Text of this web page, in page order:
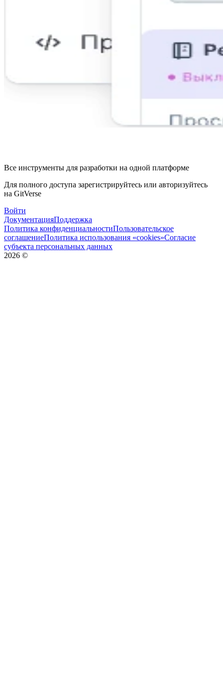
Все инструменты для разработки на одной платформе
Для полного доступа зарегистрируйтесь или авторизуйтесь
на GitVerse
Войти
ДокументацияПоддержка
Политика конфиденциальностиПользовательское
соглашениеПолитика использования «cookies»Согласие
субъекта персональных данных
2026 ©